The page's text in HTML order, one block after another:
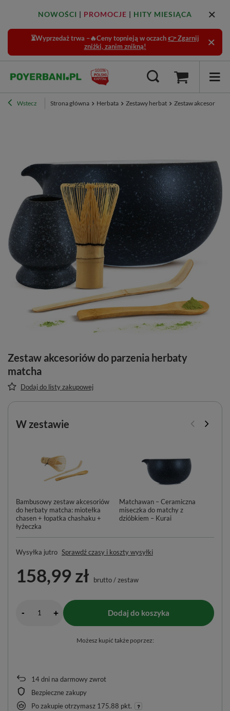
NOWOŚCI | PROMOCJE | HITY MIESIĄCA
⏳Wyprzedaż trwa –🔥Ceny topnieją w oczach 👉 Zgarnij
zniżki, zanim znikną!
Wstecz Strona główna Herbata Zestawy herbat Zestaw akcesoriów
Zestaw akcesoriów do parzenia herbaty
matcha
Dodaj do listy zakupowej
W zestawie
Bambusowy zestaw akcesoriów
do herbaty matcha: miotełka
chasen + łopatka chashaku +
łyżeczka
Matchawan – Ceramiczna
miseczka do matchy z
dzióbkiem – Kurai
14dni na darmowy zwrot
Bezpieczne zakupy
Po zakupie otrzymasz 175.88 pkt.
Wysyłka jutro Sprawdź czasy i koszty wysyłki
158,99 zł brutto/zestaw
- + Dodaj do koszyka
Możesz kupić także poprzez: